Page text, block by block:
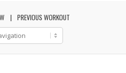
PREVIOUS WORKOUT